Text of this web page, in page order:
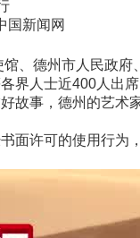
新闻网
德州市人民政府
界人士近400人出席
事，德州的艺术家
面许可的使用行为